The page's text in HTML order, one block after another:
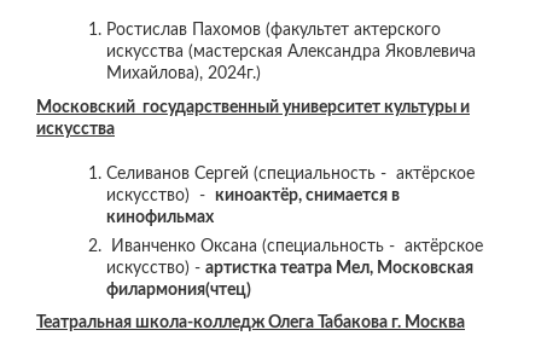
Ростислав Пахомов (факультет актерского
искусства (мастерская Александра Яковлевича
Михайлова), 2024г.)
Московский государственный университет культуры и
искусства
Селиванов Сергей (специальность - актёрское
искусство) - киноактёр, снимается в
кинофильмах
Иванченко Оксана (специальность - актёрское
искусство) - артистка театра Мел, Московская
филармония(чтец)
Театральная школа-колледж Олега Табакова г. Москва